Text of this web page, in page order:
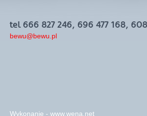
tel 666 827 246, 696 477 168, 608
bewu@bewu.pl
Wykonanie - www.wena.net